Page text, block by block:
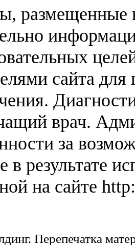
размещенные
сайта
врач.
за
в результате
на сайте
Перепечатка